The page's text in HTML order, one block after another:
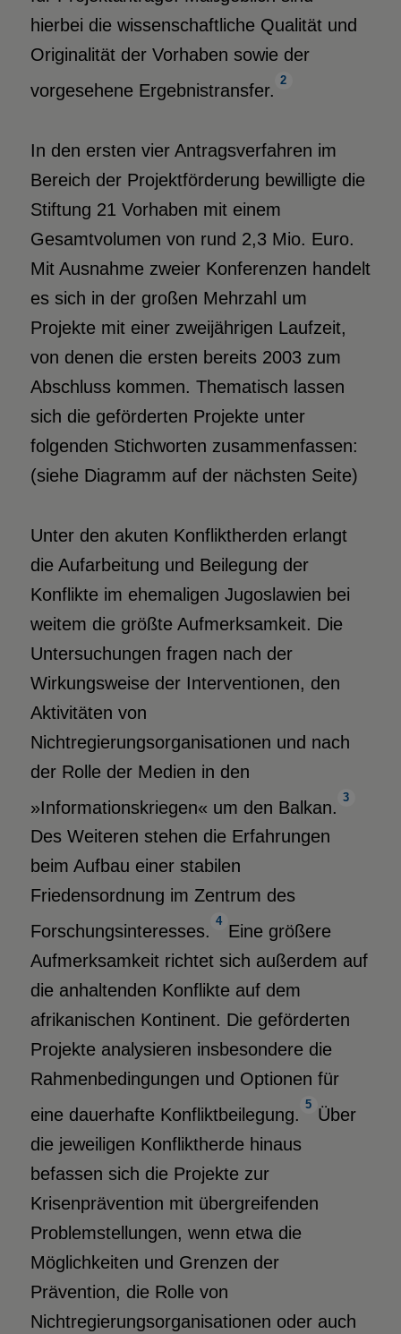
hierbei die wissenschaftliche Qualität und
Originalität der Vorhaben sowie der
vorgesehene Ergebnistransfer.
2
In den ersten vier Antragsverfahren im
Bereich der Projektförderung bewilligte die
Stiftung 21 Vorhaben mit einem
Gesamtvolumen von rund 2,3 Mio. Euro.
Mit Ausnahme zweier Konferenzen handelt
es sich in der großen Mehrzahl um
Projekte mit einer zweijährigen Laufzeit,
von denen die ersten bereits 2003 zum
Abschluss kommen. Thematisch lassen
sich die geförderten Projekte unter
folgenden Stichworten zusammenfassen:
(siehe Diagramm auf der nächsten Seite)
Unter den akuten Konfliktherden erlangt
die Aufarbeitung und Beilegung der
Konflikte im ehemaligen Jugoslawien bei
weitem die größte Aufmerksamkeit. Die
Untersuchungen fragen nach der
Wirkungsweise der Interventionen, den
Aktivitäten von
Nichtregierungsorganisationen und nach
der Rolle der Medien in den
»Informationskriegen« um den Balkan.
3
Des Weiteren stehen die Erfahrungen
beim Aufbau einer stabilen
Friedensordnung im Zentrum des
Forschungsinteresses.
4
Eine größere
Aufmerksamkeit richtet sich außerdem auf
die anhaltenden Konflikte auf dem
afrikanischen Kontinent. Die geförderten
Projekte analysieren insbesondere die
Rahmenbedingungen und Optionen für
eine dauerhafte Konfliktbeilegung.
5
Über
die jeweiligen Konfliktherde hinaus
befassen sich die Projekte zur
Krisenprävention mit übergreifenden
Problemstellungen, wenn etwa die
Möglichkeiten und Grenzen der
Prävention, die Rolle von
Nichtregierungsorganisationen oder auch